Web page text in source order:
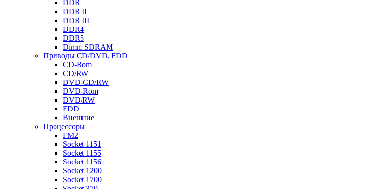
DDR
DDR II
DDR III
DDR4
DDR5
Dimm SDRAM
Приводы СD/DVD, FDD
CD-Rom
CD/RW
DVD-CD/RW
DVD-Rom
DVD/RW
FDD
Внешние
Процессоры
FM2
Socket 1151
Socket 1155
Socket 1156
Socket 1200
Socket 1700